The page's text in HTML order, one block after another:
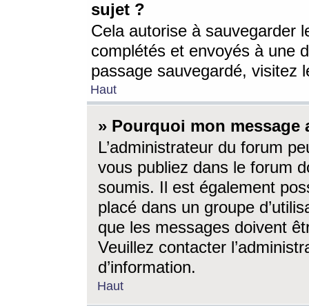
sujet ?
Cela autorise à sauvegarder
complétés et envoyés à une
passage sauvegardé, visitez
Haut
» Pourquoi mon message
L’administrateur du forum
vous publiez dans le forum
soumis. Il est également
placé dans un groupe
que les messages doivent
Veuillez contacter
d’information.
Haut